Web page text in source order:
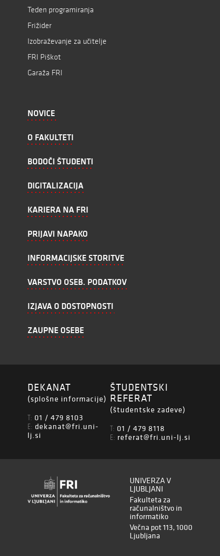
Teden programiranja
Frižider
Izobraževanje za učitelje
FRI Piškot
Garaža FRI
NOVICE
O FAKULTETI
BODOČI ŠTUDENTI
DIGITALIZACIJA
KARIERA NA FRI
PRIJAVI NAPAKO
INFORMACIJSKE STORITVE
VARSTVO OSEB. PODATKOV
IZJAVA O DOSTOPNOSTI
ZAUPNE OSEBE
DEKANAT
(splošne informacije)
T: 01 / 479 8103
E: dekanat@fri.uni-
lj.si
ŠTUDENTSKI
REFERAT
(študentske zadeve)
T: 01 / 479 8118
E: referat@fri.uni-lj.si
UNIVERZA V
LJUBLJANI
Fakulteta za
računalništvo in
informatiko
Večna pot 113, 1000
Ljubljana